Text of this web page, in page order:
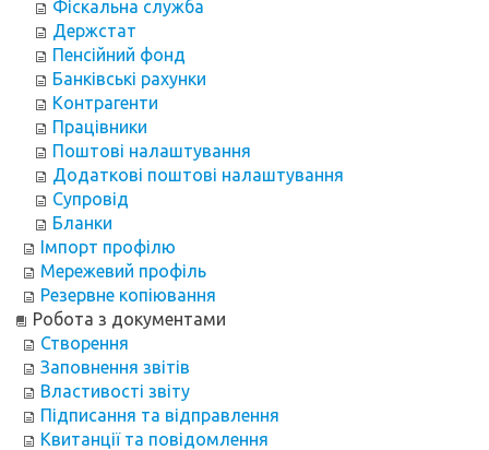
Фіскальна служба
Держстат
Пенсійний фонд
Банківські рахунки
Контрагенти
Працівники
Поштові налаштування
Додаткові поштові налаштування
Супровід
Бланки
Імпорт профілю
Мережевий профіль
Резервне копіювання
Робота з документами
Створення
Заповнення звітів
Властивості звіту
Підписання та відправлення
Квитанції та повідомлення